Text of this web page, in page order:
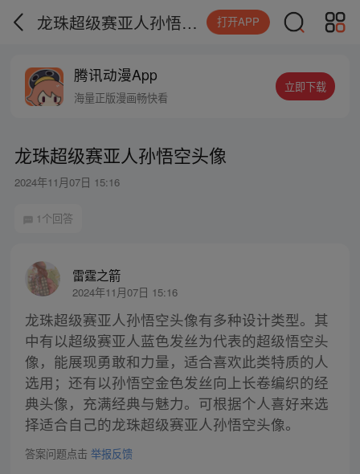
龙珠超级赛亚人孙悟空头像 打开APP
腾讯动漫App
海量正版漫画畅快看
立即下载
龙珠超级赛亚人孙悟空头像
2024年11月07日 15:16
1个回答
雷霆之箭
2024年11月07日 15:16
龙珠超级赛亚人孙悟空头像有多种设计类型。其
中有以超级赛亚人蓝色发丝为代表的超级悟空头
像，能展现勇敢和力量，适合喜欢此类特质的人
选用；还有以孙悟空金色发丝向上长卷编织的经
典头像，充满经典与魅力。可根据个人喜好来选
择适合自己的龙珠超级赛亚人孙悟空头像。
答案问题点击 举报反馈